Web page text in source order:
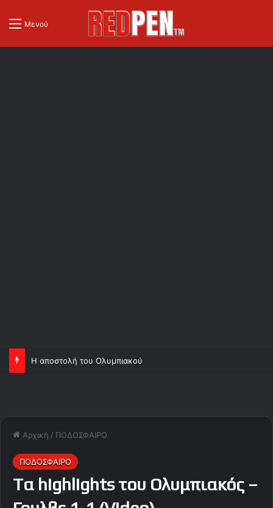
Μενού
Η αποστολή του Ολυμπιακού
Αρχική / ΠΟΔΟΣΦΑΙΡΟ
ΠΟΔΟΣΦΑΙΡΟ
Tα highlights του Ολυμπιακός –